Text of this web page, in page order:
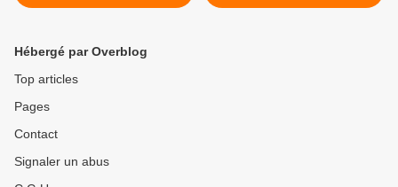
Hébergé par Overblog
Top articles
Pages
Contact
Signaler un abus